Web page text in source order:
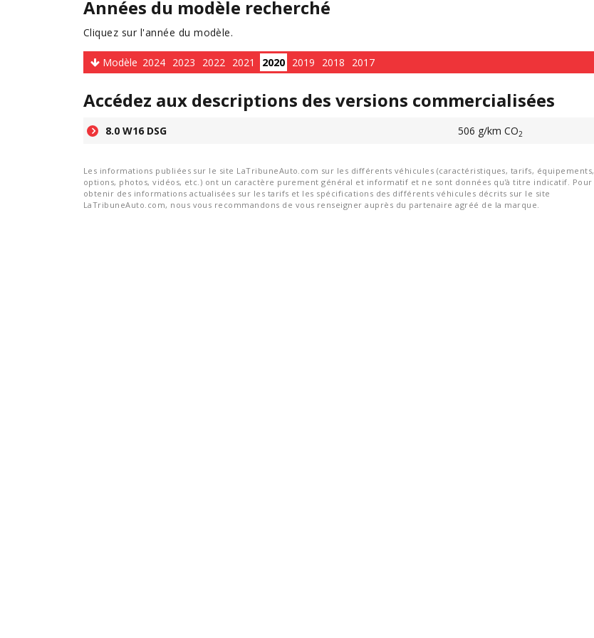
Années du modèle recherché
Cliquez sur l'année du modèle.
Modèle 2024 2023 2022 2021 2020 2019 2018 2017
Accédez aux descriptions des versions commercialisées
8.0 W16 DSG 506 g/km CO2
Les informations publiées sur le site LaTribuneAuto.com sur les différents véhicules (caractéristiques, tarifs, équipements,
options, photos, vidéos, etc.) ont un caractère purement général et informatif et ne sont données qu'à titre indicatif. Pour
obtenir des informations actualisées sur les tarifs et les spécifications des différents véhicules décrits sur le site
LaTribuneAuto.com, nous vous recommandons de vous renseigner auprès du partenaire agréé de la marque.